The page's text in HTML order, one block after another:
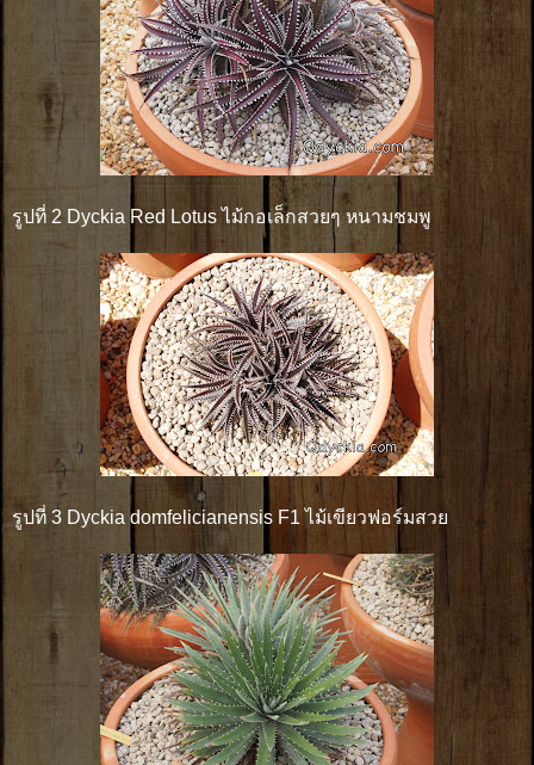
รูปที่ 2 Dyckia Red Lotus ไม้กอเล็กสวยๆ หนามชมพู
รูปที่ 3 Dyckia domfelicianensis F1 ไม้เขียวฟอร์มสวย